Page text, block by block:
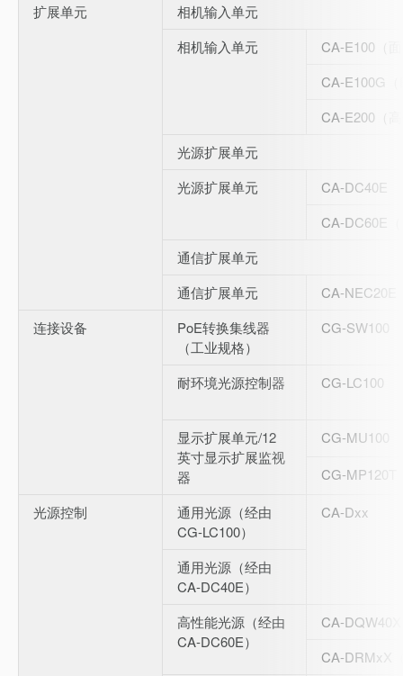
扩展单元
相机输入单元
相机输入单元
CA-E100（
CA-E100G
CA-E200（
光源扩展单元
光源扩展单元
CA-DC40E
CA-DC60E
通信扩展单元
通信扩展单元
CA-NEC20E
连接设备
PoE转换集线器
（工业规格）
CG-SW100
耐环境光源控制器 CG-LC100
显示扩展单元/12
英寸显示扩展监视
器
CG-MU100
CG-MP120T
光源控制
通用光源（经由
CG-LC100）
CA-Dxx
通用光源（经由
CA-DC40E）
高性能光源（经由
CA-DC60E）
CA-
CA-DRMxX